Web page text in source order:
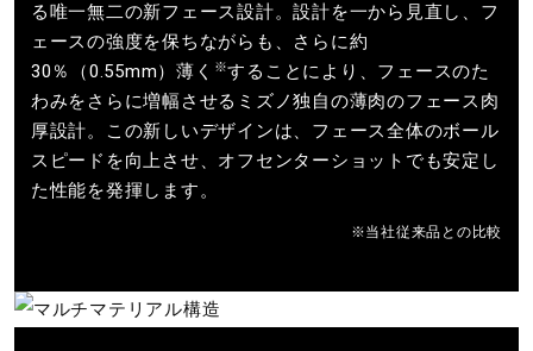
る唯一無二の新フェース設計。設計を一から見直し、フ
ェースの強度を保ちながらも、さらに約
30％（0.55mm）薄く ※することにより、フェースのた
わみをさらに増幅させるミズノ独自の薄肉のフェース肉
厚設計。この新しいデザインは、フェース全体のボール
スピードを向上させ、オフセンターショットでも安定し
た性能を発揮します。
※当社従来品との比較